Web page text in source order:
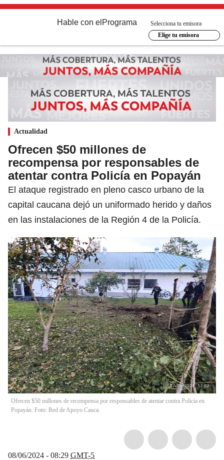
Hable con el Programa
Selecciona tu emisora
Elige tu emisora
Actualidad
Ofrecen $50 millones de
recompensa por responsables de
atentar contra Policía en Popayán
El ataque registrado en pleno casco urbano de la
capital caucana dejó un uniformado herido y daños
en las instalaciones de la Región 4 de la Policía.
Ofrecen $50 millones de recompensa por responsables de atentar contra Policía en
Popayán. Foto: Red de Apoyo Cauca.
08/06/2024 - 08:29 GMT-5